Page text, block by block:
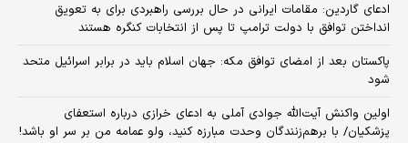
ادعای گاردین: مقامات ایرانی در حال بررسی راهبردی برای به تعویق
انداختن توافق با دولت ترامپ تا پس از انتخابات کنگره هستند
پاکستان بعد از امضای توافق مکه: جهان اسلام باید در برابر اسرائیل متحد
شود
اولین واکنش آیت‌الله جوادی آملی به ادعای خرازی درباره استعفای
پزشکیان/ با برهم‌زنندگان وحدت مبارزه کنید، ولو عمامه من بر سر او باشد!